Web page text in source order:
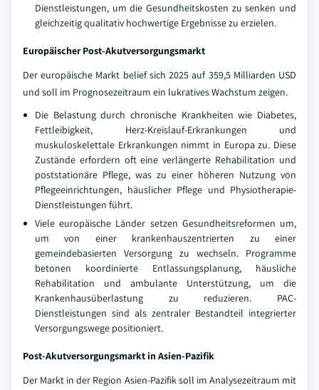
Dienstleistungen, um die Gesundheitskosten zu senken und
gleichzeitig qualitativ hochwertige Ergebnisse zu erzielen.
Europäischer Post-Akutversorgungsmarkt
Der europäische Markt belief sich 2025 auf 359,5 Milliarden USD
und soll im Prognosezeitraum ein lukratives Wachstum zeigen.
Die Belastung durch chronische Krankheiten wie Diabetes,
Fettleibigkeit, Herz-Kreislauf-Erkrankungen und
muskuloskelettale Erkrankungen nimmt in Europa zu. Diese
Zustände erfordern oft eine verlängerte Rehabilitation und
poststationäre Pflege, was zu einer höheren Nutzung von
Pflegeeinrichtungen, häuslicher Pflege und Physiotherapie-
Dienstleistungen führt.
Viele europäische Länder setzen Gesundheitsreformen um,
um von einer krankenhauszentrierten zu einer
gemeindebasierten Versorgung zu wechseln. Programme
betonen koordinierte Entlassungsplanung, häusliche
Rehabilitation und ambulante Unterstützung, um die
Krankenhausüberlastung zu reduzieren. PAC-
Dienstleistungen sind als zentraler Bestandteil integrierter
Versorgungswege positioniert.
Post-Akutversorgungsmarkt in Asien-Pazifik
Der Markt in der Region Asien-Pazifik soll im Analysezeitraum mit